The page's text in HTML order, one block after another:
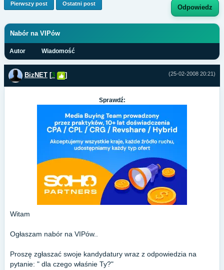
Pierwszy post Ostatni post Odpowiedz
Nabór na VIPów
Autor Wiadomość
(25-02-2008 20:21)
BizNET [3 ]
Sprawdź:
Witam
Ogłaszam nabór na VIPów..
Proszę zgłaszać swoje kandydatury wraz z odpowiedzia na
pytanie: " dla czego właśnie Ty?"